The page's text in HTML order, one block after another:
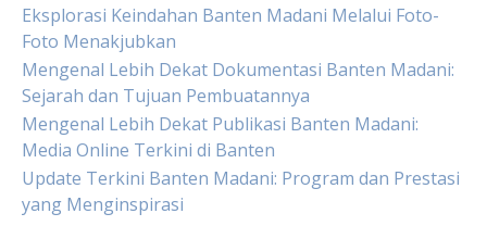
Eksplorasi Keindahan Banten Madani Melalui Foto-
Foto Menakjubkan
Mengenal Lebih Dekat Dokumentasi Banten Madani:
Sejarah dan Tujuan Pembuatannya
Mengenal Lebih Dekat Publikasi Banten Madani:
Media Online Terkini di Banten
Update Terkini Banten Madani: Program dan Prestasi
yang Menginspirasi